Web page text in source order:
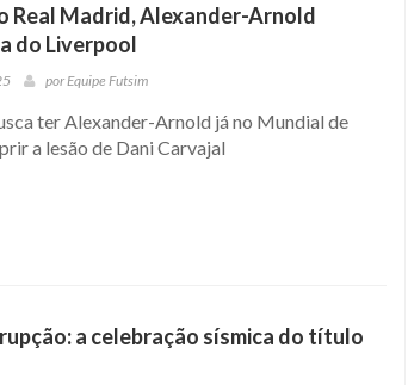
Real Madrid, Alexander-Arnold
do Liverpool
por Equipe Futsim
ter Alexander-Arnold já no Mundial de
a lesão de Dani Carvajal
a celebração sísmica do título